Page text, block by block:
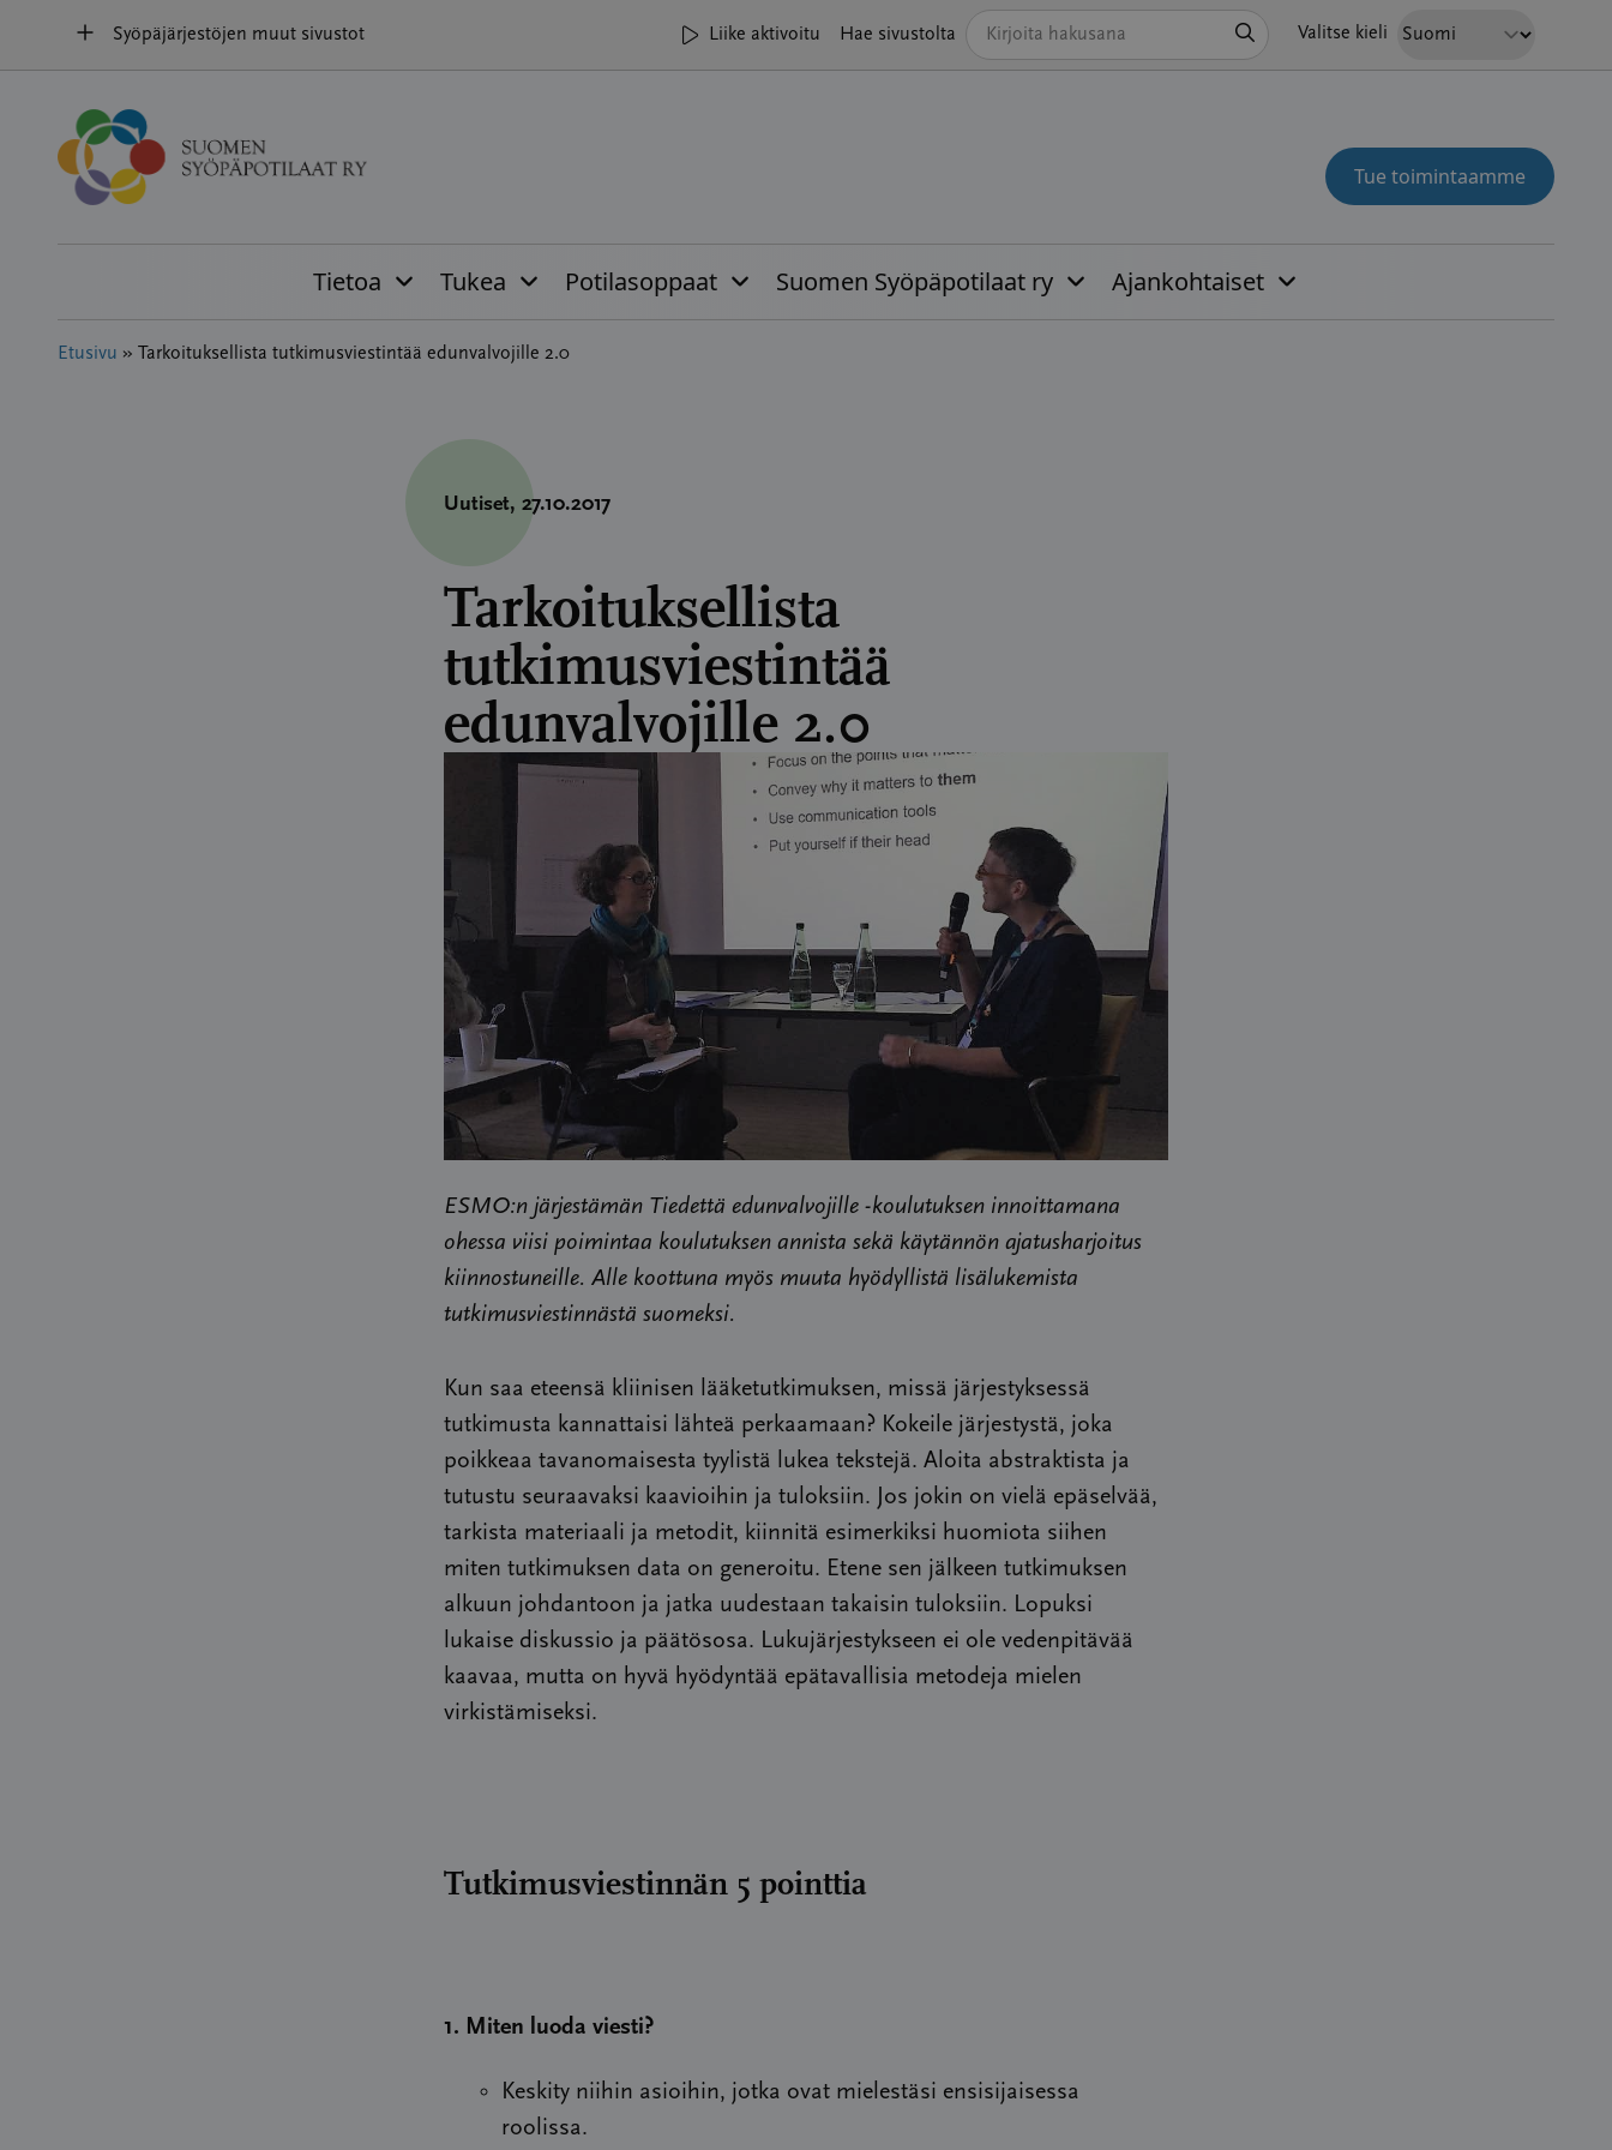
sisältöön
Syöpäjärjestöjen muut sivustot Liike aktivoitu Hae sivustolta Valitse kieli
Tue toimintaamme
Tietoa Tukea Potilasoppaat Suomen Syöpäpotilaat ry Ajankohtaiset
Etusivu » Tarkoituksellista tutkimusviestintää edunvalvojille 2.0
Uutiset, 27.10.2017
Tarkoituksellista
tutkimusviestintää
edunvalvojille 2.0
ESMO:n järjestämän Tiedettä edunvalvojille -koulutuksen innoittamana
ohessa viisi poimintaa koulutuksen annista sekä käytännön ajatusharjoitus
kiinnostuneille. Alle koottuna myös muuta hyödyllistä lisälukemista
tutkimusviestinnästä suomeksi.
Kun saa eteensä kliinisen lääketutkimuksen, missä järjestyksessä
tutkimusta kannattaisi lähteä perkaamaan? Kokeile järjestystä, joka
poikkeaa tavanomaisesta tyylistä lukea tekstejä. Aloita abstraktista ja
tutustu seuraavaksi kaavioihin ja tuloksiin. Jos jokin on vielä epäselvää,
tarkista materiaali ja metodit, kiinnitä esimerkiksi huomiota siihen
miten tutkimuksen data on generoitu. Etene sen jälkeen tutkimuksen
alkuun johdantoon ja jatka uudestaan takaisin tuloksiin. Lopuksi
lukaise diskussio ja päätösosa. Lukujärjestykseen ei ole vedenpitävää
kaavaa, mutta on hyvä hyödyntää epätavallisia metodeja mielen
virkistämiseksi.
Tutkimusviestinnän 5 pointtia
1. Miten luoda viesti?
Keskity niihin asioihin, jotka ovat mielestäsi ensisijaisessa
roolissa.